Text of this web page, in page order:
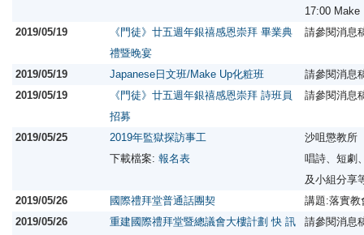
17:00
2019/05/19
《門徒》廿五週年銀禧感恩崇拜 畢業典
禮暨晚宴
請參閱消息
2019/05/19 Japanese日文班/Make Up化粧班
請參閱消息
2019/05/19
《門徒》廿五週年銀禧感恩崇拜 詩班員
招募
請參閱消息
2019/05/25
2019年監獄探訪事工
下載檔案: 報名表
沙咀懲教所
唱詩、短劇
及小組分享
2019/05/26
國際禮拜堂普通話團契
講題:落實
2019/05/26
重建國際禮拜堂暨總議會大樓計劃 快 訊
請參閱消息